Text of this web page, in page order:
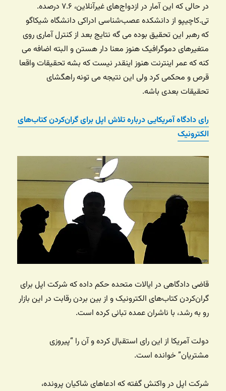
در حالی که این آمار در ازدواج‌های غیرآنلاین، ۷.۶ درصده.
تی.کاچیپو از دانشکده عصب‌شناسی ادراکی دانشگاه شیکاگو
که رهبر این تحقیق بوده می گه نتایج بعد از کنترل آماری روی
متغیرهای دموگرافیک هنوز معنا دار هستن و البته اضافه می
کنه که عمر اینترنت هنوز اینقدر نیست که بشه تحقیقات واقعا
قرص و محکمی کرد ولی این نتیجه می تونه راهگشای
تحقیقات بعدی باشه.
رای دادگاه آمریکایی درباره تلاش اپل برای گران‌کردن کتاب‌های
الکترونیک
قاضی دادگاهی در ایالات متحده حکم داده که شرکت اپل برای
گران‌کردن کتاب‌های الکترونیک و از بین بردن رقابت در این بازار
رو به رشد، با ناشران عمده تبانی کرده است.
دولت آمریکا از این رای استقبال کرده و آن را “پیروزی
مشتریان” خوانده است.
شرکت اپل در واکنش گفته که ادعاهای شاکیان پرونده،